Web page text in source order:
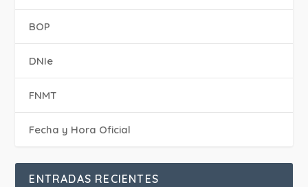
BOP
DNIe
FNMT
Fecha y Hora Oficial
ENTRADAS RECIENTES